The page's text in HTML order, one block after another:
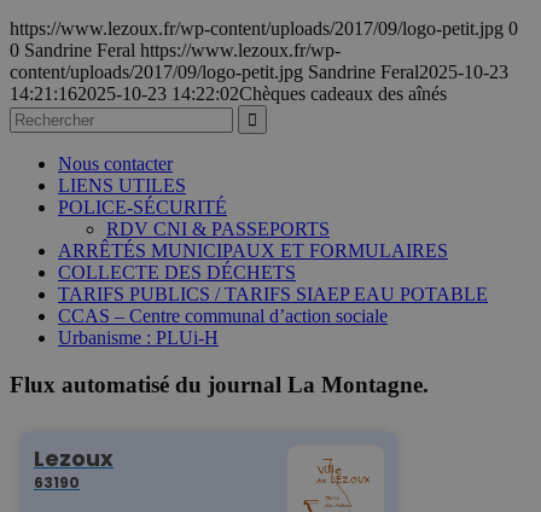
https://www.lezoux.fr/wp-content/uploads/2017/09/logo-petit.jpg 0
0 Sandrine Feral https://www.lezoux.fr/wp-
content/uploads/2017/09/logo-petit.jpg Sandrine Feral2025-10-23
14:21:162025-10-23 14:22:02Chèques cadeaux des aînés
Nous contacter
LIENS UTILES
POLICE-SÉCURITÉ
RDV CNI & PASSEPORTS
ARRÊTÉS MUNICIPAUX ET FORMULAIRES
COLLECTE DES DÉCHETS
TARIFS PUBLICS / TARIFS SIAEP EAU POTABLE
CCAS – Centre communal d’action sociale
Urbanisme : PLUi-H
Flux automatisé du journal La Montagne.